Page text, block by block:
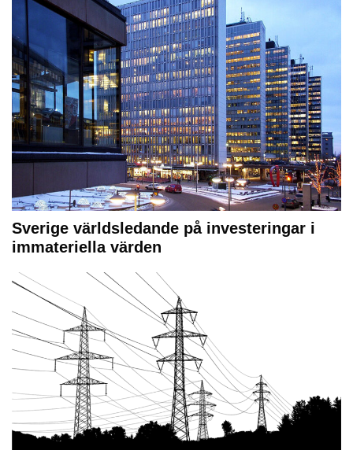
Sverige världsledande på investeringar i
immateriella värden